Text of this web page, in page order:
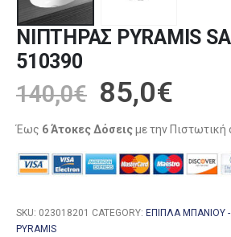
ΝΙΠΤΗΡΑΣ PYRAMIS
510390
140,0€ 85,0€
Έως 6 Άτοκες Δόσειςμε την Πιστωτική
SKU: 023018201 CATEGORY: ΈΠΙΠΛΑ ΜΠΆΝΙΟΥ
PYRAMIS